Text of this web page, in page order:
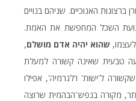
האנוכיים. שניהם בנויים
השכל המחפשת את האמת.
שהוא יהיה אדם מושלם,
טבעית שאינה קשורה למעלת
ל'ישות' ו'לגרמיה', אפילו
מקורה בנפש־הבהמית שרוצה